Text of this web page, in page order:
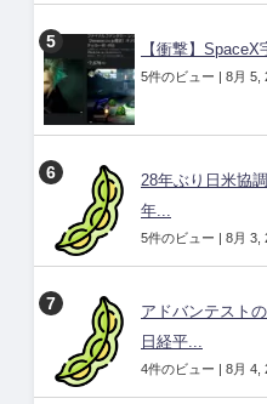
【衝撃】
5件のビュー | 8月 5,
28年ぶり日米協
年...
5件のビュー | 8月 3,
アドバンテスト
日経平...
4件のビュー | 8月 4,